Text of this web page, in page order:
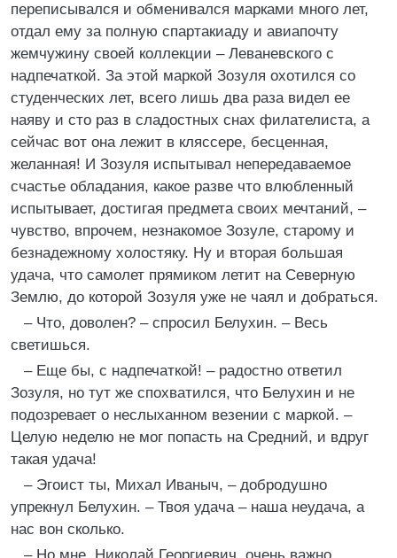
переписывался и обменивался марками много лет,
отдал ему за полную спартакиаду и авиапочту
жемчужину своей коллекции – Леваневского с
надпечаткой. За этой маркой Зозуля охотился со
студенческих лет, всего лишь два раза видел ее
наяву и сто раз в сладостных снах филателиста, а
сейчас вот она лежит в кляссере, бесценная,
желанная! И Зозуля испытывал непередаваемое
счастье обладания, какое разве что влюбленный
испытывает, достигая предмета своих мечтаний, –
чувство, впрочем, незнакомое Зозуле, старому и
безнадежному холостяку. Ну и вторая большая
удача, что самолет прямиком летит на Северную
Землю, до которой Зозуля уже не чаял и добраться.
– Что, доволен? – спросил Белухин. – Весь
светишься.
– Еще бы, с надпечаткой! – радостно ответил
Зозуля, но тут же спохватился, что Белухин и не
подозревает о неслыханном везении с маркой. –
Целую неделю не мог попасть на Средний, и вдруг
такая удача!
– Эгоист ты, Михал Иваныч, – добродушно
упрекнул Белухин. – Твоя удача – наша неудача, а
нас вон сколько.